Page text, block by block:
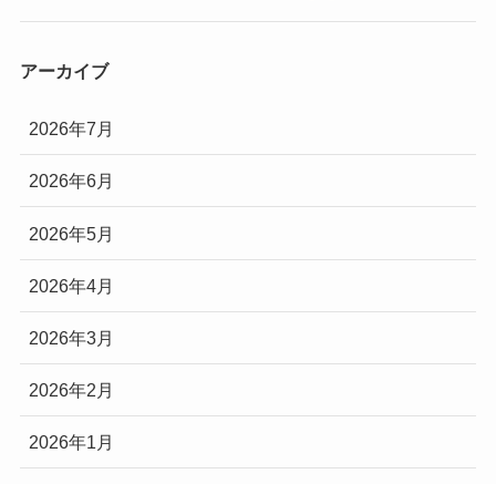
アーカイブ
2026年7月
2026年6月
2026年5月
2026年4月
2026年3月
2026年2月
2026年1月